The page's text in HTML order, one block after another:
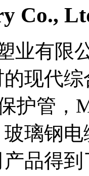
Co.,
有限
现代
护管，
璃钢
品得